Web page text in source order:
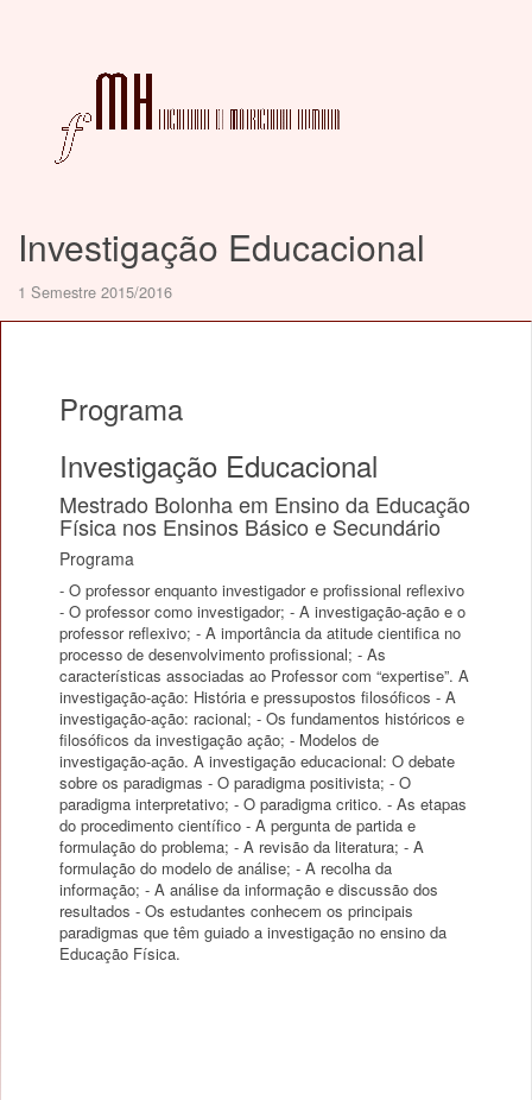
Investigação Educacional
1 Semestre 2015/2016
Programa
Investigação Educacional
Mestrado Bolonha em Ensino da Educação
Física nos Ensinos Básico e Secundário
Programa
- O professor enquanto investigador e profissional reflexivo
- O professor como investigador; - A investigação-ação e o
professor reflexivo; - A importância da atitude cientifica no
processo de desenvolvimento profissional; - As
características associadas ao Professor com “expertise”. A
investigação-ação: História e pressupostos filosóficos - A
investigação-ação: racional; - Os fundamentos históricos e
filosóficos da investigação ação; - Modelos de
investigação-ação. A investigação educacional: O debate
sobre os paradigmas - O paradigma positivista; - O
paradigma interpretativo; - O paradigma critico. - As etapas
do procedimento científico - A pergunta de partida e
formulação do problema; - A revisão da literatura; - A
formulação do modelo de análise; - A recolha da
informação; - A análise da informação e discussão dos
resultados - Os estudantes conhecem os principais
paradigmas que têm guiado a investigação no ensino da
Educação Física.